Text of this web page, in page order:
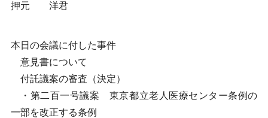
押元 洋君
本日の会議に付した事件
意見書について
付託議案の審査（決定）
・第二百一号議案 東京都立老人医療センター条例の
一部を改正する条例